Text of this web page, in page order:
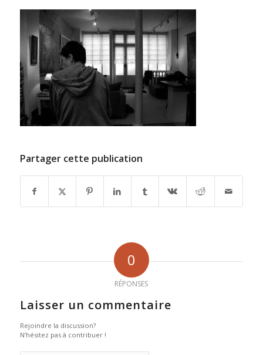
Partager cette publication
0
RÉPONSES
Laisser un commentaire
Rejoindre la discussion?
N’hésitez pas à contribuer !